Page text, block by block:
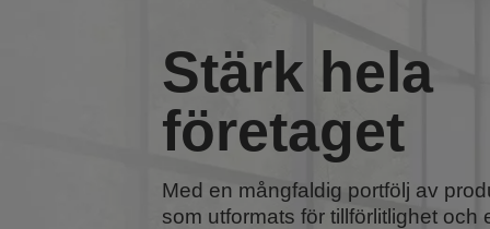
Stärk hela
företaget
Med en mångfaldig portfölj av
som utformats för tillförlitlighet och